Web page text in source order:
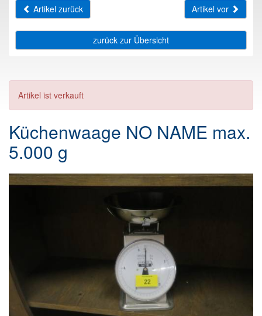
Artikel zurück
Artikel vor
zurück zur Übersicht
Artikel ist verkauft
Küchenwaage NO NAME max.
5.000 g